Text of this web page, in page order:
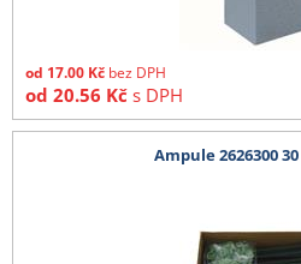
od 17.00 Kč bez DPH
od 20.56 Kč s DPH
Ampule 2626300